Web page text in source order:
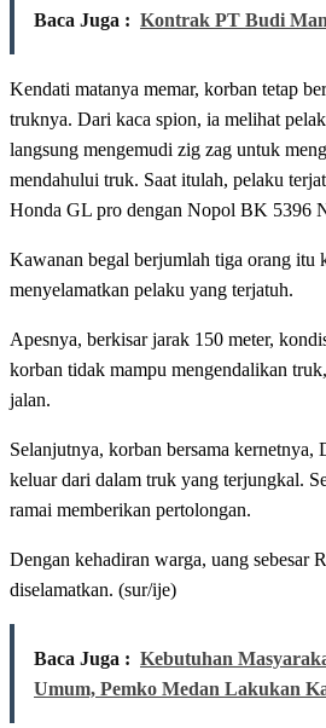
Baca Juga : Kontrak PT Budi
Kendati matanya memar, korban tetap
truknya. Dari kaca spion, ia melihat
langsung mengemudi zig zag untuk
mendahului truk. Saat itulah, pelaku
Honda GL pro dengan Nopol BK 5396
Kawanan begal berjumlah tiga orang itu
menyelamatkan pelaku yang terjatuh.
Apesnya, berkisar jarak 150 meter,
korban tidak mampu mengendalikan
jalan.
Selanjutnya, korban bersama kernetnya,
keluar dari dalam truk yang terjungkal.
ramai memberikan pertolongan.
Dengan kehadiran warga, uang sebesar
diselamatkan. (sur/ije)
Baca Juga : Kebutuhan
Umum, Pemko Medan Lakukan